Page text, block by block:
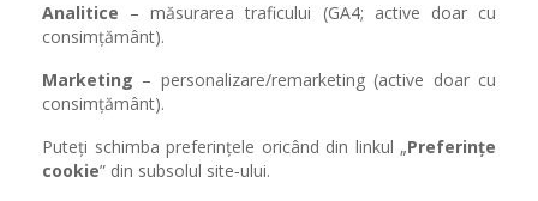
Analitice – măsurarea traficului (GA4; active doar cu
consimțământ).
Marketing – personalizare/remarketing (active doar cu
consimțământ).
Puteți schimba preferințele oricând din linkul „Preferințe
cookie” din subsolul site‑ului.